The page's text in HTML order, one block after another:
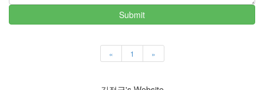
Submit
« 1 »
AA